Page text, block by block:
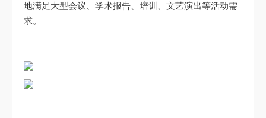
地满足大型会议、学术报告、培训、文艺演出等活动需
求。